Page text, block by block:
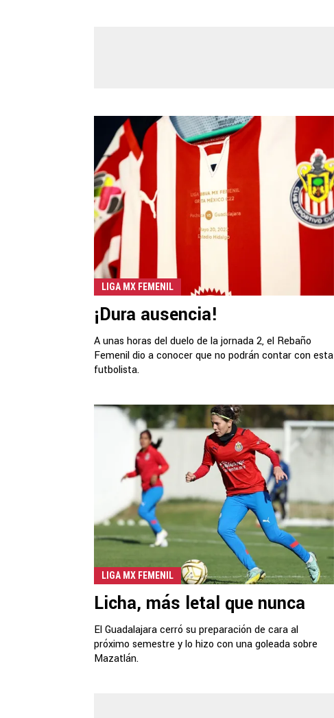
LIGA MX FEMENIL
¡Dura ausencia!
A unas horas del duelo de la jornada 2, el Rebaño
Femenil dio a conocer que no podrán contar con esta
futbolista.
LIGA MX FEMENIL
Licha, más letal que nunca
El Guadalajara cerró su preparación de cara al
próximo semestre y lo hizo con una goleada sobre
Mazatlán.